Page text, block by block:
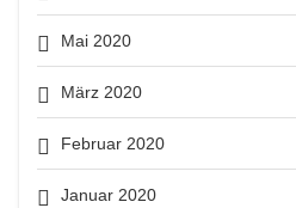
Mai 2020
März 2020
Februar 2020
Januar 2020